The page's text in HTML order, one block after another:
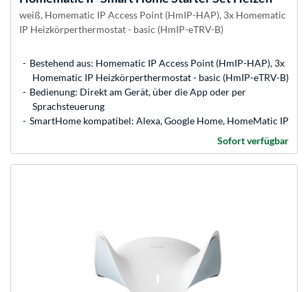
weiß, Homematic IP Access Point (HmIP-HAP), 3x Homematic
IP Heizkörperthermostat - basic (HmIP-eTRV-B)
Bestehend aus: Homematic IP Access Point (HmIP-HAP), 3x
Homematic IP Heizkörperthermostat - basic (HmIP-eTRV-B)
Bedienung: Direkt am Gerät, über die App oder per
Sprachsteuerung
SmartHome kompatibel: Alexa, Google Home, HomeMatic IP
Sofort verfügbar